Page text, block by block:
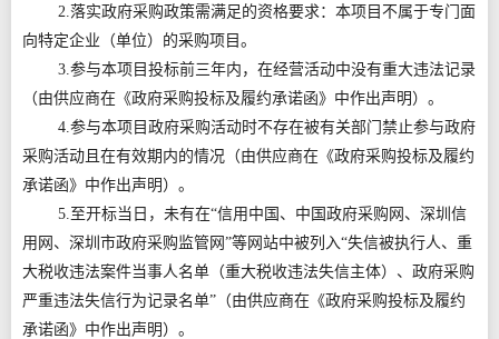
2.落实政府采购政策需满足的资格要求：本项目不属于专门面
向特定企业（单位）的采购项目。
3.参与本项目投标前三年内，在经营活动中没有重大违法记录
（由供应商在《政府采购投标及履约承诺函》中作出声明）。
4.参与本项目政府采购活动时不存在被有关部门禁止参与政府
采购活动且在有效期内的情况（由供应商在《政府采购投标及履约
承诺函》中作出声明）。
5.至开标当日，未有在“信用中国、中国政府采购网、深圳信
用网、深圳市政府采购监管网”等网站中被列入“失信被执行人、重
大税收违法案件当事人名单（重大税收违法失信主体）、政府采购
严重违法失信行为记录名单”（由供应商在《政府采购投标及履约
承诺函》中作出声明）。